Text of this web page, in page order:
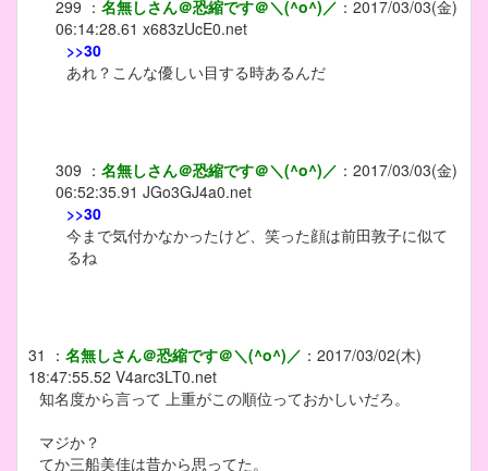
299 ： 名無しさん＠恐縮です＠＼(^o^)／ ： 2017/03/03(金)
06:14:28.61 x683zUcE0.net
>>30
あれ？こんな優しい目する時あるんだ
309 ： 名無しさん＠恐縮です＠＼(^o^)／ ： 2017/03/03(金)
06:52:35.91 JGo3GJ4a0.net
>>30
今まで気付かなかったけど、笑った顔は前田敦子に似て
るね
31 ： 名無しさん＠恐縮です＠＼(^o^)／ ： 2017/03/02(木)
18:47:55.52 V4arc3LT0.net
知名度から言って 上重がこの順位っておかしいだろ。
マジか？
てか三船美佳は昔から思ってた。